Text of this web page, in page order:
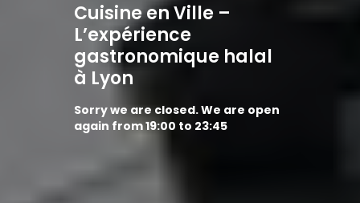
Cuisine en Ville –
L’expérience
gastronomique halal
à Lyon
Sorry we are closed. We are open
again from 19:00 to 23:45